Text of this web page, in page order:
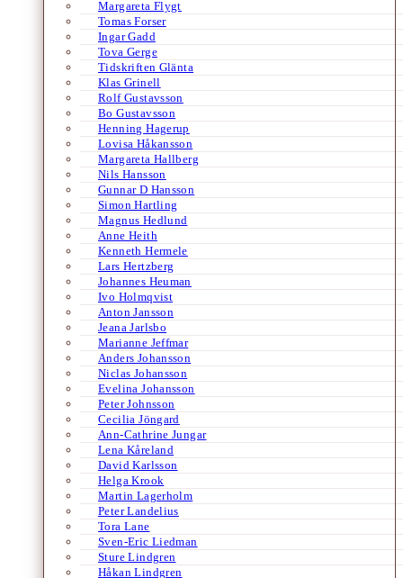
Margareta Flygt
Tomas Forser
Ingar Gadd
Tova Gerge
Tidskriften Glänta
Klas Grinell
Rolf Gustavsson
Bo Gustavsson
Henning Hagerup
Lovisa Håkansson
Margareta Hallberg
Nils Hansson
Gunnar D Hansson
Simon Hartling
Magnus Hedlund
Anne Heith
Kenneth Hermele
Lars Hertzberg
Johannes Heuman
Ivo Holmqvist
Anton Jansson
Jeana Jarlsbo
Marianne Jeffmar
Anders Johansson
Niclas Johansson
Evelina Johansson
Peter Johnsson
Cecilia Jöngard
Ann-Cathrine Jungar
Lena Kåreland
David Karlsson
Helga Krook
Martin Lagerholm
Peter Landelius
Tora Lane
Sven-Eric Liedman
Sture Lindgren
Håkan Lindgren